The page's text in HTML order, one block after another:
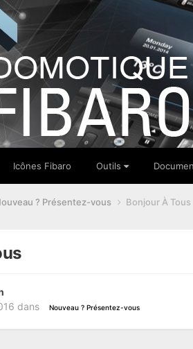
Icônes Fibaro Outils
? Présentez-vous Bonjour À Tous
dans Nouveau ? Présentez-vous